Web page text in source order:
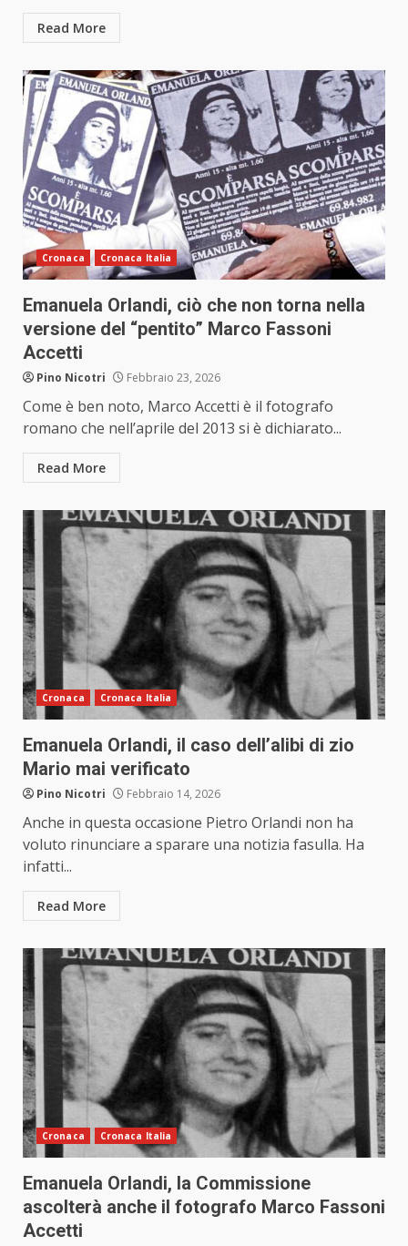
Read More
Cronaca Cronaca Italia
Emanuela Orlandi, ciò che non torna nella
versione del “pentito” Marco Fassoni
Accetti
Pino Nicotri Febbraio 23, 2026
Come è ben noto, Marco Accetti è il fotografo
romano che nell’aprile del 2013 si è dichiarato...
Read More
Cronaca Cronaca Italia
Emanuela Orlandi, il caso dell’alibi di zio
Mario mai verificato
Pino Nicotri Febbraio 14, 2026
Anche in questa occasione Pietro Orlandi non ha
voluto rinunciare a sparare una notizia fasulla. Ha
infatti...
Read More
Cronaca Cronaca Italia
Emanuela Orlandi, la Commissione
ascolterà anche il fotografo Marco Fassoni
Accetti